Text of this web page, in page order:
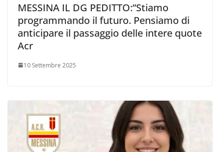
MESSINA IL DG PEDITTO:”Stiamo
programmando il futuro. Pensiamo di
anticipare il passaggio delle intere quote
Acr
10 Settembre 2025